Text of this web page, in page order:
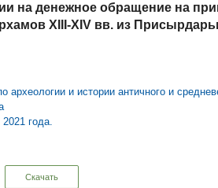
на денежное обращение на
XIII-XIV вв. из
археологии и истории античного и
2021 года.
Скачать